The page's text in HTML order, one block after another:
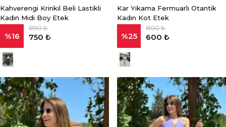
Kahverengi Krinkıl Beli Lastikli
Kadın Midi Boy Etek
%16
890 ₺
750 ₺
Kar Yıkama Fermuarlı Otantik
Kadın Kot Etek
%25
800 ₺
600 ₺